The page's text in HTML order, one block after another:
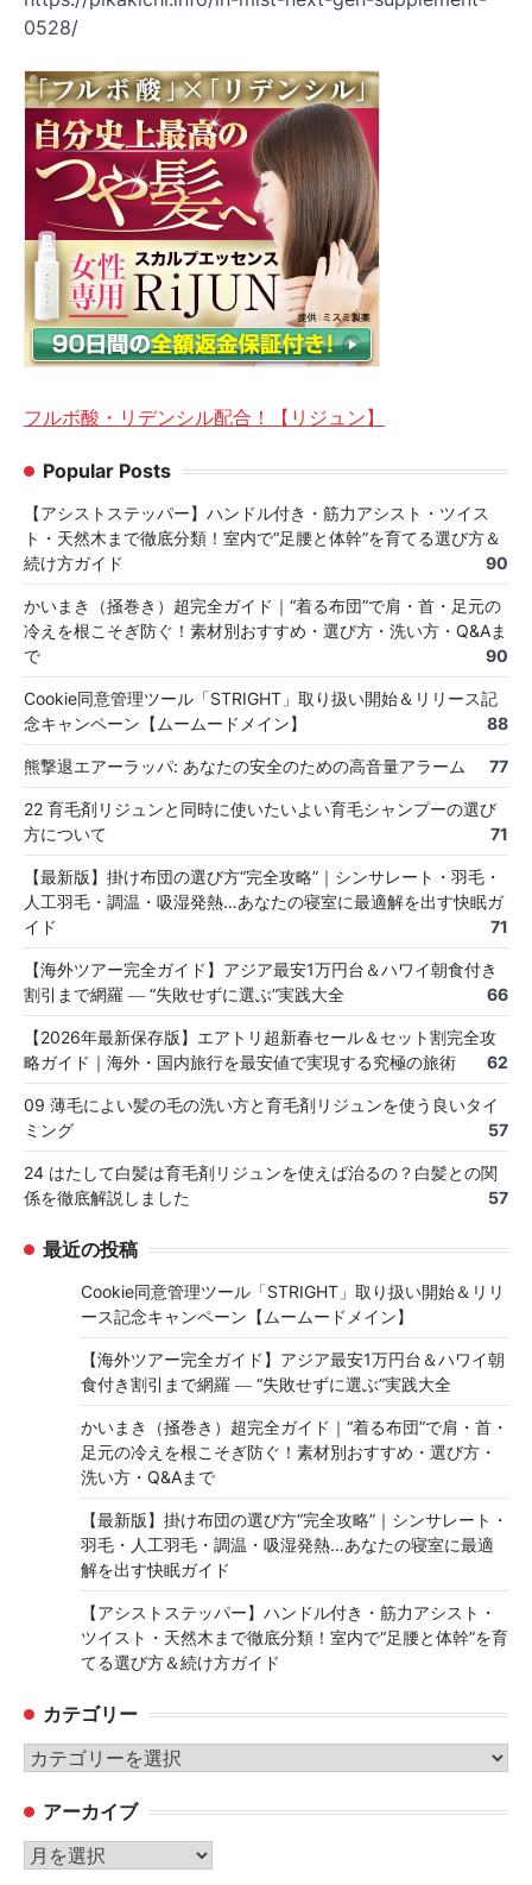
0528/
フルボ酸・リデンシル配合！【リジュン】
Popular Posts
【アシストステッパー】ハンドル付き・筋力アシスト・ツイス
ト・天然木まで徹底分類！室内で“足腰と体幹”を育てる選び方＆
続け方ガイド
90
かいまき（掻巻き）超完全ガイド｜“着る布団”で肩・首・足元の
冷えを根こそぎ防ぐ！素材別おすすめ・選び方・洗い方・Q&Aま
で
90
Cookie同意管理ツール「STRIGHT」取り扱い開始＆リリース記
念キャンペーン【ムームードメイン】
88
熊撃退エアーラッパ: あなたの安全のための高音量アラーム 77
22 育毛剤リジュンと同時に使いたいよい育毛シャンプーの選び
方について
71
【最新版】掛け布団の選び方“完全攻略”｜シンサレート・羽毛・
人工羽毛・調温・吸湿発熱…あなたの寝室に最適解を出す快眠ガ
イド
71
【海外ツアー完全ガイド】アジア最安1万円台＆ハワイ朝食付き
割引まで網羅 ― “失敗せずに選ぶ”実践大全
66
【2026年最新保存版】エアトリ超新春セール＆セット割完全攻
略ガイド｜海外・国内旅行を最安値で実現する究極の旅術
62
09 薄毛によい髪の毛の洗い方と育毛剤リジュンを使う良いタイ
ミング
57
24 はたして白髪は育毛剤リジュンを使えば治るの？白髪との関
係を徹底解説しました
57
最近の投稿
Cookie同意管理ツール「STRIGHT」取り扱い開始＆リリ
ース記念キャンペーン【ムームードメイン】
【海外ツアー完全ガイド】アジア最安1万円台＆ハワイ朝
食付き割引まで網羅 ― “失敗せずに選ぶ”実践大全
かいまき（掻巻き）超完全ガイド｜“着る布団”で肩・首・
足元の冷えを根こそぎ防ぐ！素材別おすすめ・選び方・
洗い方・Q&Aまで
【最新版】掛け布団の選び方“完全攻略”｜シンサレート・
羽毛・人工羽毛・調温・吸湿発熱…あなたの寝室に最適
解を出す快眠ガイド
【アシストステッパー】ハンドル付き・筋力アシスト・
ツイスト・天然木まで徹底分類！室内で“足腰と体幹”を育
てる選び方＆続け方ガイド
カテゴリー
カ
ゴ
リ
ー
アーカイブ
ア